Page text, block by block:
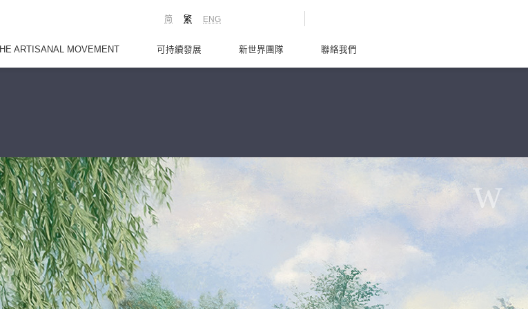
ENG
繁
简
ARTISANAL MOVEMENT 可持續發展 新世界團隊 聯絡我們